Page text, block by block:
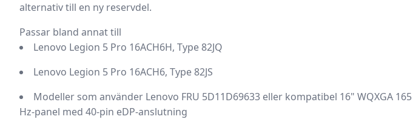
alternativ till en ny reservdel.
Passar bland annat till
Lenovo Legion 5 Pro 16ACH6H, Type 82JQ
Lenovo Legion 5 Pro 16ACH6, Type 82JS
Modeller som använder Lenovo FRU 5D11D69633 eller kompatibel 16" WQXGA 165
Hz-panel med 40-pin eDP-anslutning